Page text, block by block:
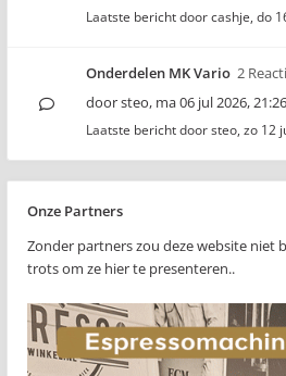
Laatste bericht doorcashje, do
Onderdelen MK Vario 2
doorsteo, ma 06 jul 2026, 21:26
Laatste bericht doorsteo, zo 12
Onze Partners
Zonder partners zou deze website niet
trots om ze hier te presenteren..